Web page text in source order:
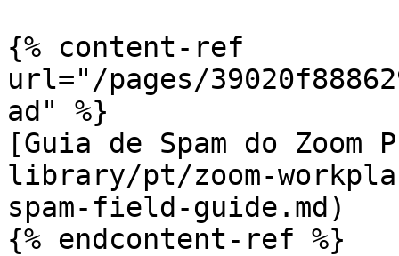
{% content-ref
url="/pages/
ad" %}
[Guia de Spam do
library/pt/zoom-
spam-field-guide.md)
{% endcontent-ref %}